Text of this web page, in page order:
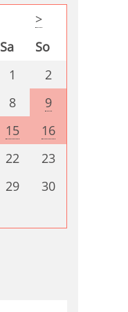
>
Sa
So
1
2
8
9
15
16
22
23
29
30